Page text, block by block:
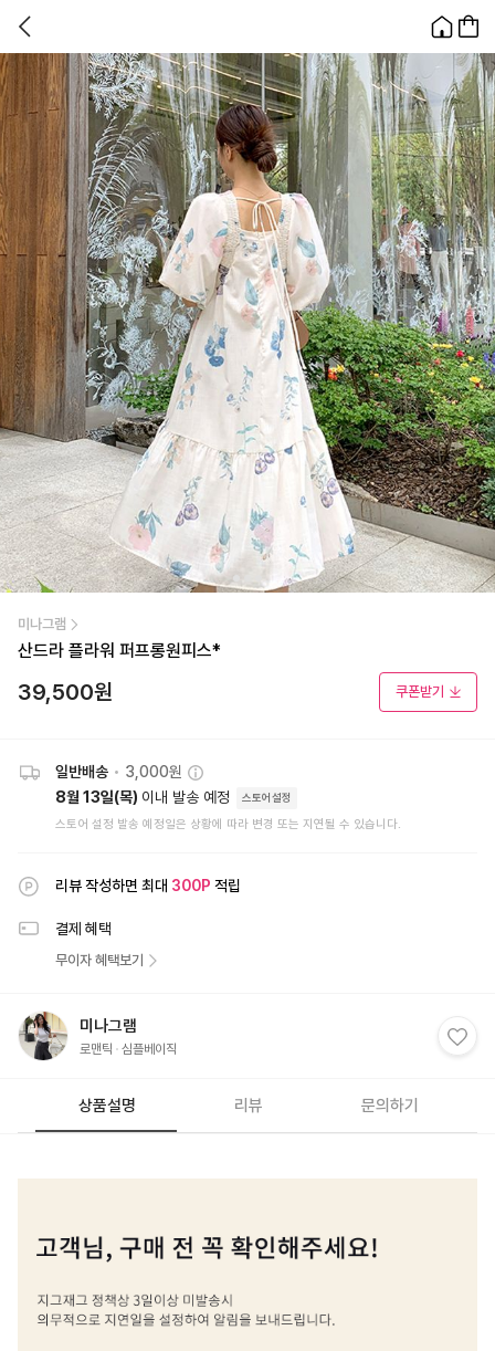
미나그램
산드라 플라워 퍼프롱원피스*
39,500원 쿠폰받기
일반배송 • 3,000원
8월 13일(목) 이내 발송 예정 스토어설정
스토어 설정 발송 예정일은 상황에 따라 변경 또는 지연될 수 있습니다.
리뷰 작성하면 최대 300P 적립
결제 혜택
무이자 혜택보기
미나그램
로맨틱 심플베이직
상품설명 리뷰 문의하기